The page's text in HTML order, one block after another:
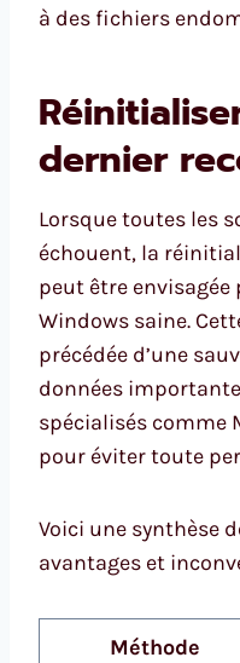
à des fichiers
dernier
Lorsque toutes les
échouent, la
peut être
Windows saine.
précédée d’une
données
spécialisés comme
pour éviter toute
Voici une synthèse
avantages et
Méthode